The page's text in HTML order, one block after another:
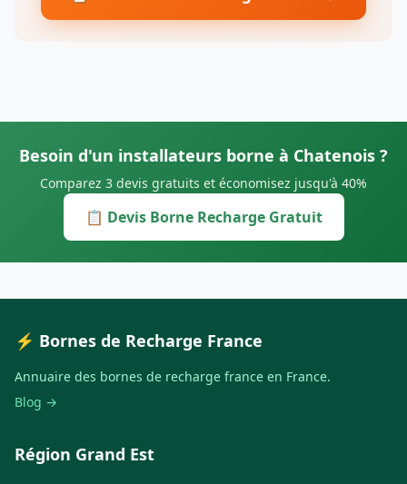
Besoin d'un installateurs borne à Chatenois ?
Comparez 3 devis gratuits et économisez jusqu'à 40%
📋 Devis Borne Recharge Gratuit
⚡ Bornes de Recharge France
Annuaire des bornes de recharge france en France.
Blog →
Région Grand Est